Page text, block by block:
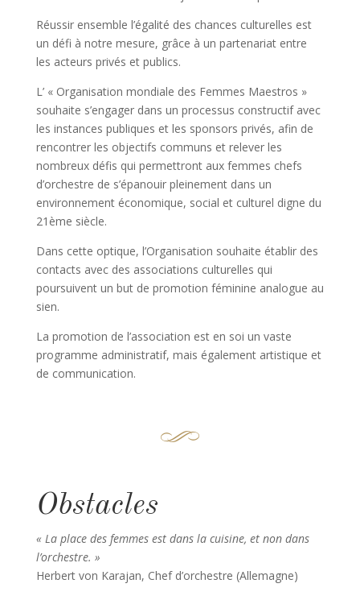
Réussir ensemble l’égalité des chances culturelles est
un défi à notre mesure, grâce à un partenariat entre
les acteurs privés et publics.
L’ « Organisation mondiale des Femmes Maestros »
souhaite s’engager dans un processus constructif avec
les instances publiques et les sponsors privés, afin de
rencontrer les objectifs communs et relever les
nombreux défis qui permettront aux femmes chefs
d’orchestre de s’épanouir pleinement dans un
environnement économique, social et culturel digne du
21ème siècle.
Dans cette optique, l’Organisation souhaite établir des
contacts avec des associations culturelles qui
poursuivent un but de promotion féminine analogue au
sien.
La promotion de l’association est en soi un vaste
programme administratif, mais également artistique et
de communication.
Obstacles
« La place des femmes est dans la cuisine, et non dans
l’orchestre. »
Herbert von Karajan, Chef d’orchestre (Allemagne)